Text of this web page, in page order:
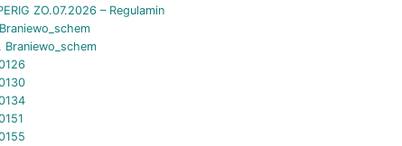
ZO.07.2026 – Regulamin
Braniewo_schem